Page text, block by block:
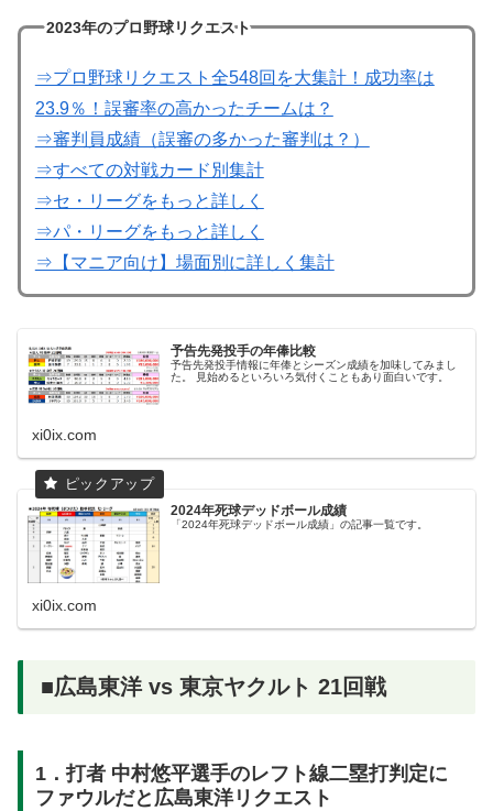
2023年のプロ野球リクエスト
⇒プロ野球リクエスト全548回を大集計！成功率は
23.9％！誤審率の高かったチームは？
⇒審判員成績（誤審の多かった審判は？）
⇒すべての対戦カード別集計
⇒セ・リーグをもっと詳しく
⇒パ・リーグをもっと詳しく
⇒【マニア向け】場面別に詳しく集計
予告先発投手の年俸比較
予告先発投手情報に年俸とシーズン成績を加味してみまし
た。 見始めるといろいろ気付くこともあり面白いです。
xi0ix.com
2024年死球デッドボール成績
「2024年死球デッドボール成績」の記事一覧です。
xi0ix.com
■広島東洋 vs 東京ヤクルト 21回戦
1．打者 中村悠平選手のレフト線二塁打判定に
ファウルだと広島東洋リクエスト